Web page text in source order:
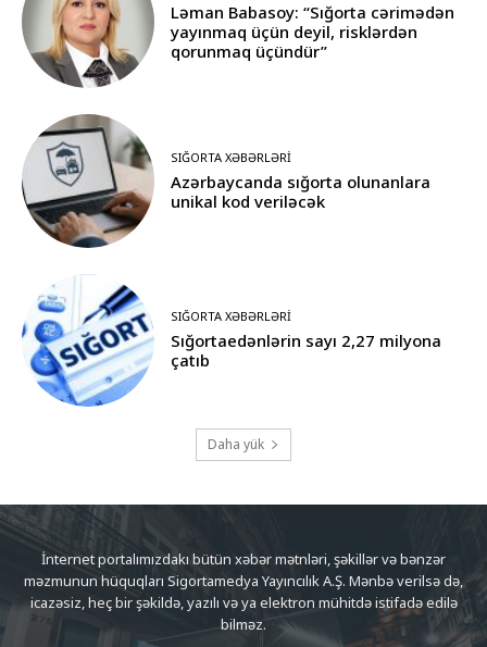
Ləman Babasoy: “Sığorta cərimədən
yayınmaq üçün deyil, risklərdən
qorunmaq üçündür”
SIĞORTA XƏBƏRLƏRI
Azərbaycanda sığorta olunanlara
unikal kod veriləcək
SIĞORTA XƏBƏRLƏRI
Sığortaedənlərin sayı 2,27 milyona
çatıb
Daha yük
İnternet portalımızdakı bütün xəbər mətnləri, şəkillər və bənzər
məzmunun hüquqları Sigortamedya Yayıncılık A.Ş. Mənbə verilsə də,
icazəsiz, heç bir şəkildə, yazılı və ya elektron mühitdə istifadə edilə
bilməz.